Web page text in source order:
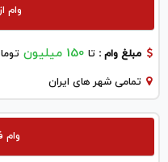
وام
مبلغ وام : تا 150 میلیون
تمامی شهر های ایران
وام